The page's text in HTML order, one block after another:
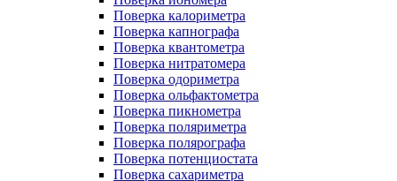
Поверка калориметра
Поверка капнографа
Поверка квантометра
Поверка нитратомера
Поверка одориметра
Поверка ольфактометра
Поверка пикнометра
Поверка поляриметра
Поверка полярографа
Поверка потенциостата
Поверка сахариметра